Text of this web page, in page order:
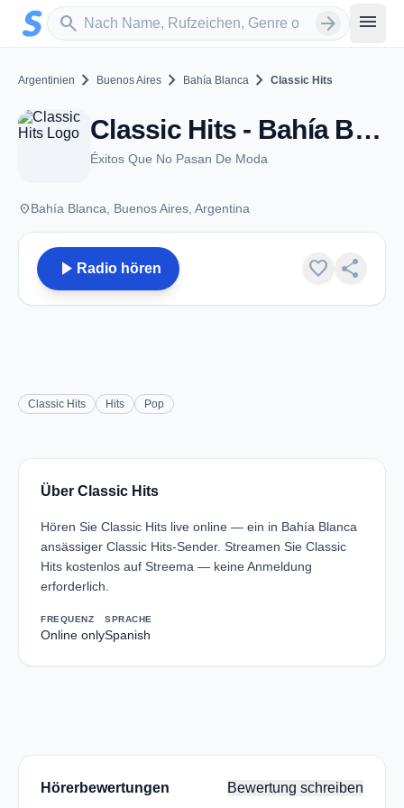
Zum Hauptinhalt springen
search
Sender suchen arrow_forward menu
Argentinien chevron_right Buenos Aires chevron_right Bahía Blanca chevron_right Classic Hits
Classic Hits - Bahía Blanca
Éxitos Que No Pasan De Moda
placeBahía Blanca, Buenos Aires, Argentina
play_arrow Radio hören favorite share
Classic Hits Hits Pop
Über Classic Hits
Hören Sie Classic Hits live online — ein in Bahía Blanca
ansässiger Classic Hits-Sender. Streamen Sie Classic
Hits kostenlos auf Streema — keine Anmeldung
erforderlich.
FREQUENZ
Online only
SPRACHE
Spanish
Hörerbewertungen Bewertung schreiben